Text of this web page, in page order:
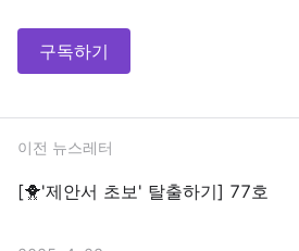
구독하기
이전 뉴스레터
[🐥'제안서 초보' 탈출하기] 77호